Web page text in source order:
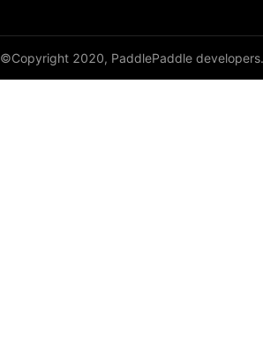
©Copyright 2020, PaddlePaddle developers.